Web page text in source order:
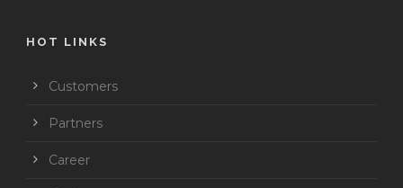
HOT LINKS
Customers
Partners
Career